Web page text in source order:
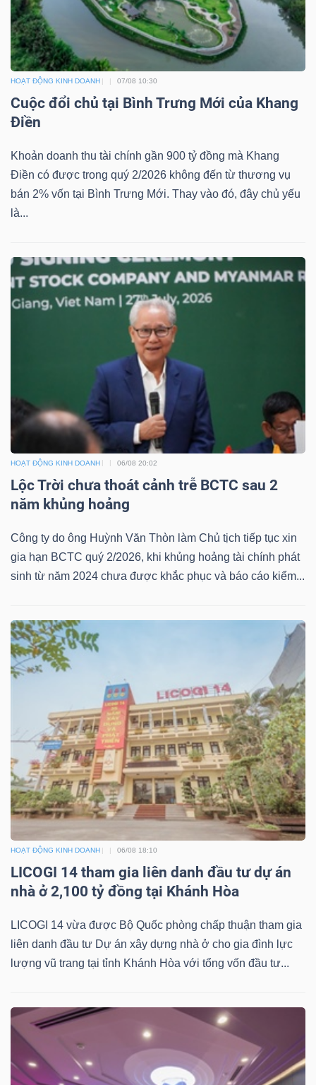
HOẠT ĐỘNG KINH DOANH 07/08 10:30
Cuộc đổi chủ tại Bình Trưng Mới của Khang
Điền
Khoản doanh thu tài chính gần 900 tỷ đồng mà Khang
Điền có được trong quý 2/2026 không đến từ thương vụ
bán 2% vốn tại Bình Trưng Mới. Thay vào đó, đây chủ yếu
là...
HOẠT ĐỘNG KINH DOANH 06/08 20:02
Lộc Trời chưa thoát cảnh trễ BCTC sau 2
năm khủng hoảng
Công ty do ông Huỳnh Văn Thòn làm Chủ tịch tiếp tục xin
gia hạn BCTC quý 2/2026, khi khủng hoảng tài chính phát
sinh từ năm 2024 chưa được khắc phục và báo cáo kiểm...
HOẠT ĐỘNG KINH DOANH 06/08 18:10
LICOGI 14 tham gia liên danh đầu tư dự án
nhà ở 2,100 tỷ đồng tại Khánh Hòa
LICOGI 14 vừa được Bộ Quốc phòng chấp thuận tham gia
liên danh đầu tư Dự án xây dựng nhà ở cho gia đình lực
lượng vũ trang tại tỉnh Khánh Hòa với tổng vốn đầu tư...
cáo
phân
tích
(-)
Thuật
(-)
Đào
Sách
tài
Công
cụ
đầu
chính
liệu
tài
chính